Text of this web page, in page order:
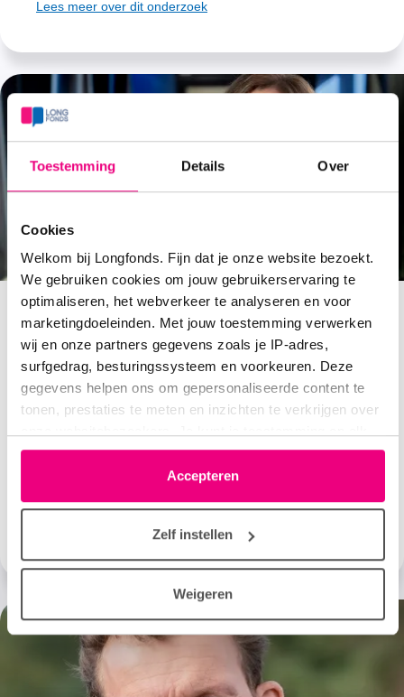
Toestemming Details Over
Cookies
Welkom bij Longfonds. Fijn dat je onze website bezoekt.
We gebruiken cookies om jouw gebruikerservaring te
optimaliseren, het webverkeer te analyseren en voor
marketingdoeleinden. Met jouw toestemming verwerken
wij en onze partners gegevens zoals je IP-adres,
surfgedrag, besturingssysteem en voorkeuren. Deze
gegevens helpen ons om gepersonaliseerde content te
tonen, prestaties te meten en inzichten te verkrijgen over
moment wijzigen of intrekken via het cookie-icoontje
linksonder elke pagina. De lijst met partners is te vinden
in het tabblad “details”.
Accepteren
Zelf instellen
Weigeren
Lees meer over dit onderzoek
'Mijn droom? Astma bij kinderen
voorkomen'
Het is de grootste wens van mensen met een
longziekte: een oplossing om beschadigde longen
beter te maken. Hoogleraar Hermelijn Smits gaat een
stap verder. Zij wil bereiken dat we astma bij kinderen
kunnen voorkomen.
Lees meer over dit onderzoek